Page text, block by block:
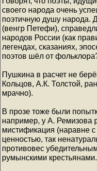
своего народа очень
поэтичную душу народа.
(венгр Петефи),
народов России (как
легендах, сказаниях,
поэтов шёл от
Пушкина в расчет не
Кольцов, А.К. Толстой,
мрачно).
В прозе тоже были
например, у А. Ремизова
мистификация (наравне
ценностью, так
противовес
румынскими крестьянами.